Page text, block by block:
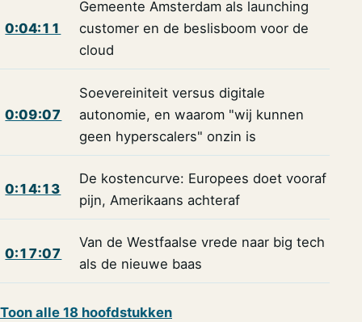
0:04:11
Gemeente Amsterdam als launching
customer en de beslisboom voor de
cloud
0:09:07
Soevereiniteit versus digitale
autonomie, en waarom "wij kunnen
geen hyperscalers" onzin is
0:14:13
De kostencurve: Europees doet vooraf
pijn, Amerikaans achteraf
0:17:07
Van de Westfaalse vrede naar big tech
als de nieuwe baas
Toon alle 18 hoofdstukken